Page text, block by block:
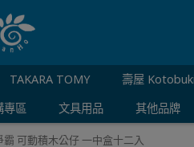
TAKARA TOMY
壽屋
專區 文具用品 其他品牌
可動積木公仔 一中盒十二入